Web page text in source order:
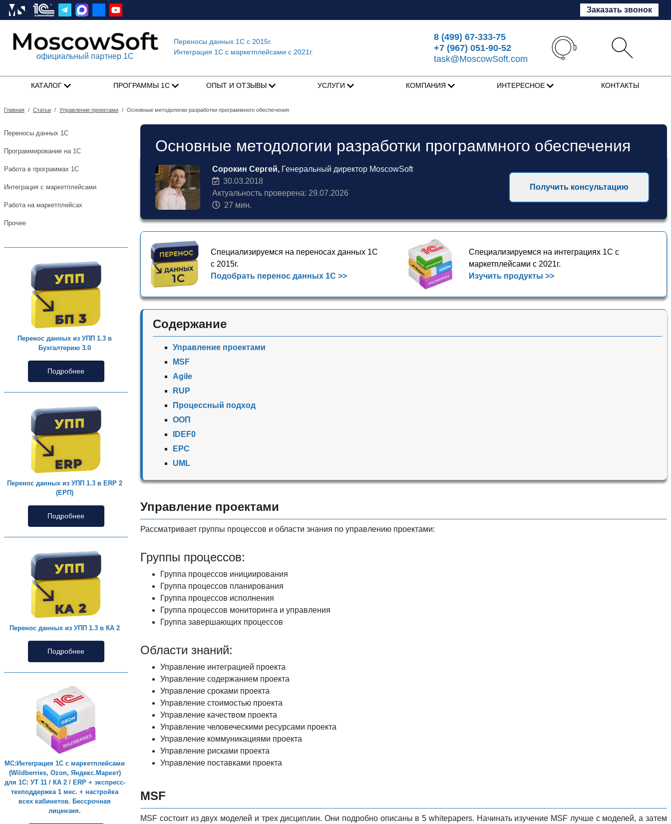
Заказать звонок
официальный партнер 1С
Переносы данных 1Сс 2015г.
Интеграция 1C с маркетплейсами с 2021г.
8 (499) 67-333-75
+7 (967) 051-90-52
task@MoscowSoft.com
КАТАЛОГ ПРОГРАММЫ 1С ОПЫТ И ОТЗЫВЫ УСЛУГИ КОМПАНИЯ ИНТЕРЕСНОЕ КОНТАКТЫ
Главная / Статьи / Управление проектами / Основные методологии разработки программного обеспечения
Переносы данных 1С
Программирование на 1С
Работа в программах 1С
Интеграция с маркетплейсами
Работа на маркетплейсах
Прочее
Перенос данных из УПП 1.3 в
Бухгалтерию 3.0
Подробнее
Перенос данных из УПП 1.3 в ERP 2
(ЕРП)
Подробнее
Перенос данных из УПП 1.3 в КА 2
Подробнее
МС:Интеграция 1С с маркетплейсами
(Wildberries, Ozon, Яндекс.Маркет)
для 1С: УТ 11 / КА 2 / ERP + экспресс-
техподдержка 1 мес. + настройка
всех кабинетов. Бессрочная
лицензия.
Основные методологии разработки программного обеспечения
Сорокин Сергей, Генеральный директор MoscowSoft
30.03.2018
Актуальность проверена: 29.07.2026
27 мин.
Получить консультацию
Специализируемся на переносах данных 1С
с 2015г.
Подобрать перенос данных 1С >>
Специализируемся на интеграциях 1С с
маркетплейсами с 2021г.
Изучить продукты >>
Содержание
Управление проектами
MSF
Agile
RUP
Процессный подход
ООП
IDEF0
EPC
UML
Управление проектами
Рассматривает группы процессов и области знания по управлению проектами:
Группы процессов:
Группа процессов инициирования
Группа процессов планирования
Группа процессов исполнения
Группа процессов мониторинга и управления
Группа завершающих процессов
Области знаний:
Управление интеграцией проекта
Управление содержанием проекта
Управление сроками проекта
Управление стоимостью проекта
Управление качеством проекта
Управление человеческими ресурсами проекта
Управление коммуникациями проекта
Управление рисками проекта
Управление поставками проекта
MSF
MSF состоит из двух моделей и трех дисциплин. Они подробно описаны в 5 whitepapers. Начинать изучение MSF лучше с моделей, а затем